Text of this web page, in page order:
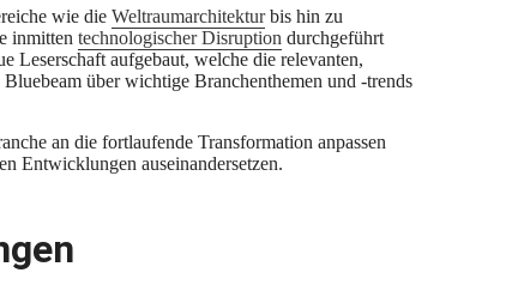
wie die Weltraumarchitekturbis hin zu
inmitten technologischer Disruption durchgeführt
Leserschaft aufgebaut, welche die relevanten,
über wichtige Branchenthemen und -trends
an die fortlaufende Transformation anpassen
Entwicklungen auseinandersetzen.